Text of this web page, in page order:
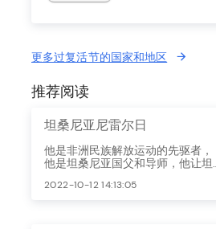
更多过复活节的国家和地区
推荐阅读
坦桑尼亚尼雷尔日
他是非洲民族解放运动的先驱者，
他是坦桑尼亚国父和导师，他让坦
净土。坦桑尼亚每年10月14日的尼累
2022-10-12 14:13:05